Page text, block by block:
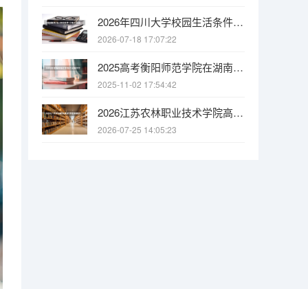
2026年四川大学校园生活条件全解析：宿舍、食堂、交通与周边配套
2026-07-18 17:07:22
2025高考衡阳师范学院在湖南招生批次 有哪些专业？
2025-11-02 17:54:42
2026江苏农林职业技术学院高职招生全知道：分数线、费用、就业方向
2026-07-25 14:05:23